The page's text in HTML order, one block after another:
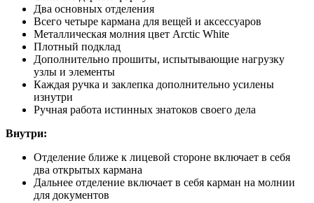
Два основных отделения
Всего четыре кармана для вещей и аксессуаров
Металлическая молния цвет Arctic White
Плотный подклад
Дополнительно прошиты, испытывающие нагрузку
узлы и элементы
Каждая ручка и заклепка дополнительно усилены
изнутри
Ручная работа истинных знатоков своего дела
Внутри:
Отделение ближе к лицевой стороне включает в себя
два открытых кармана
Дальнее отделение включает в себя карман на молнии
для документов